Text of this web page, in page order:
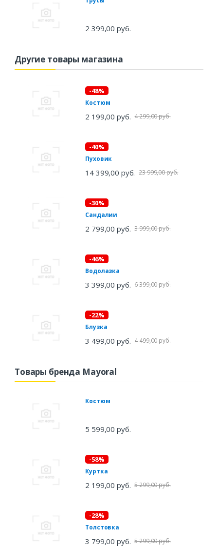
2 399,00 руб.
Другие товары магазина
-48%
Костюм
2 199,00 руб. 4 299,00 руб.
-40%
Пуховик
14 399,00 руб. 23 999,00 руб.
-30%
Сандалии
2 799,00 руб. 3 999,00 руб.
-46%
Водолазка
3 399,00 руб. 6 399,00 руб.
-22%
Блузка
3 499,00 руб. 4 499,00 руб.
Товары бренда Mayoral
Костюм
5 599,00 руб.
-58%
Куртка
2 199,00 руб. 5 299,00 руб.
-28%
Толстовка
3 799,00 руб. 5 299,00 руб.